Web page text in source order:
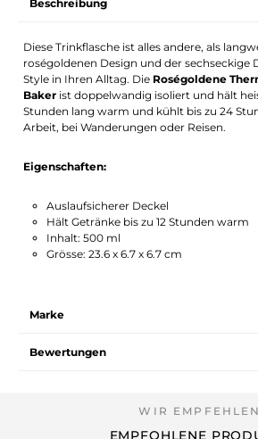
Beschreibung
Diese Trinkflasche ist alles andere, als
roségoldenen Design und der sechseckige
Style in Ihren Alltag. Die Roségoldene
Baker ist doppelwandig isoliert und hält
Stunden lang warm und kühlt bis zu 24
Arbeit, bei Wanderungen oder Reisen.
Eigenschaften:
Auslaufsicherer Deckel
Hält Getränke bis zu 12 Stunden warm
Inhalt: 500 ml
Grösse: 23.6 x 6.7 x 6.7 cm
Marke
Bewertungen
EMPFOHLENE